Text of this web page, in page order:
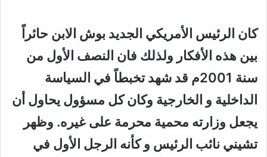
كان الرئيس الأمريكي الجديد بوش الابن حائراً
بين هذه الأفكار ولذلك فان النصف الأول من
سنة 2001م قد شهد تخبطاً في السياسة
الداخلية و الخارجية وكان كل مسؤول يحاول أن
يجعل وزارته محمية محرمة على غيره. وظهر
تشيني نائب الرئيس و كأنه الرجل الأول في